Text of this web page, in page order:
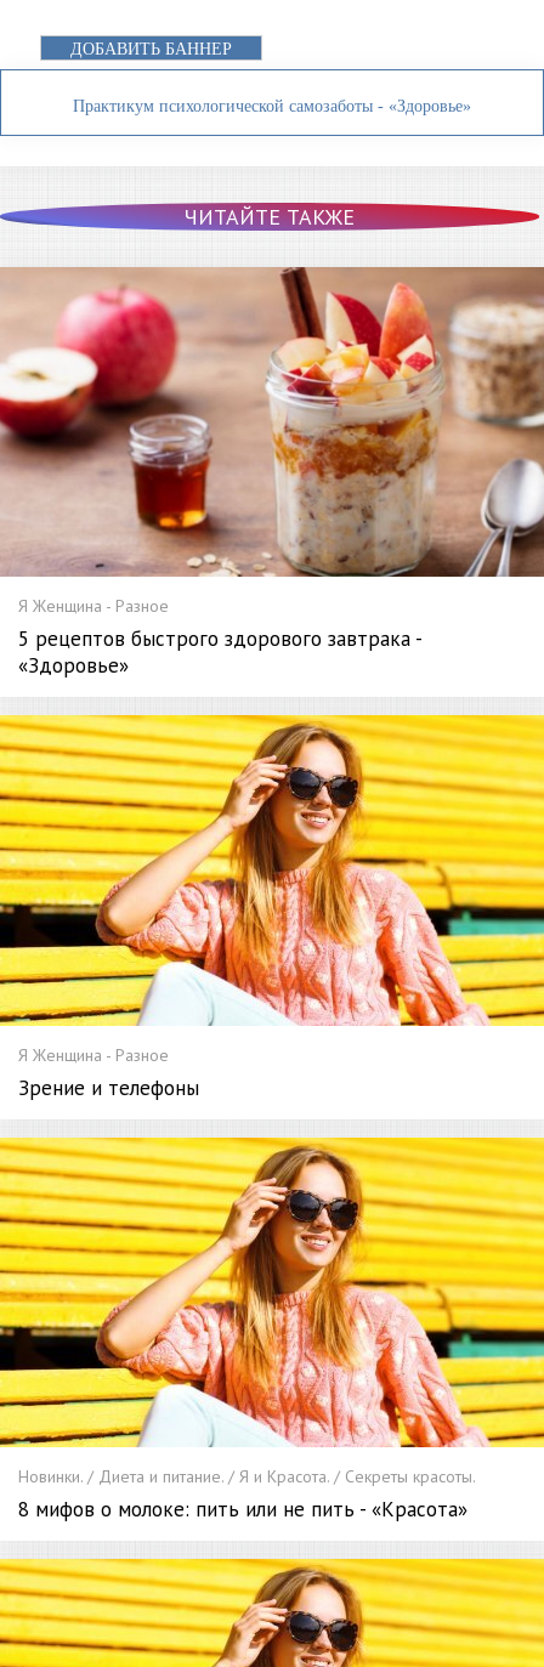
ДОБАВИТЬ БАННЕР
Практикум психологической самозаботы - «Здоровье»
ЧИТАЙТЕ ТАКЖЕ
Я Женщина - Разное
5 рецептов быстрого здорового завтрака -
«Здоровье»
Я Женщина - Разное
Зрение и телефоны
Новинки. / Диета и питание. / Я и Красота. / Секреты красоты.
8 мифов о молоке: пить или не пить - «Красота»